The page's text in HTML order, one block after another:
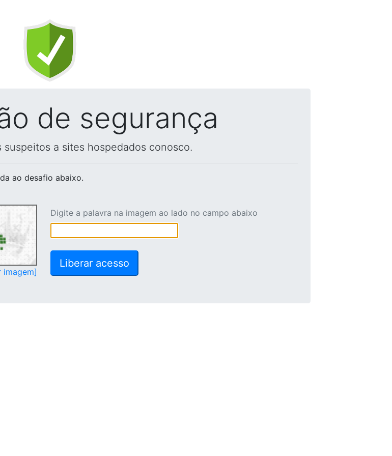
de segurança
a sites hospedados conosco.
ao desafio abaixo.
imagem]
Digite a palavra na imagem ao lado no campo abaixo